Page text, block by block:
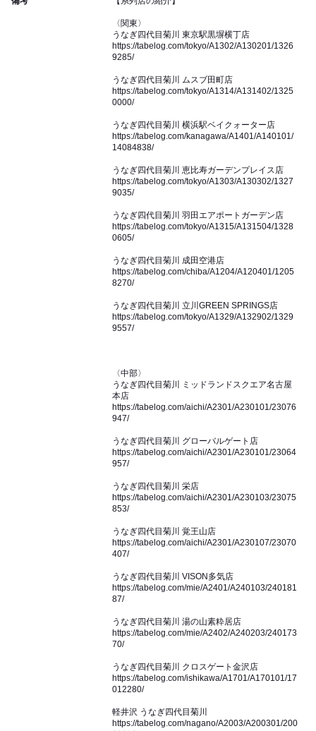
〈関東〉
うなぎ四代目菊川 東京駅黒塀横丁店
https://tabelog.com/tokyo/A1302/A130201/1326
9285/
うなぎ四代目菊川 ムスブ田町店
https://tabelog.com/tokyo/A1314/A131402/1325
0000/
うなぎ四代目菊川 横浜駅ベイクォーター店
https://tabelog.com/kanagawa/A1401/A140101/
14084838/
うなぎ四代目菊川 恵比寿ガーデンプレイス店
https://tabelog.com/tokyo/A1303/A130302/1327
9035/
うなぎ四代目菊川 羽田エアポートガーデン店
https://tabelog.com/tokyo/A1315/A131504/1328
0605/
うなぎ四代目菊川 成田空港店
https://tabelog.com/chiba/A1204/A120401/1205
8270/
うなぎ四代目菊川 立川GREEN SPRINGS店
https://tabelog.com/tokyo/A1329/A132902/1329
9557/
〈中部〉
うなぎ四代目菊川 ミッドランドスクエア名古屋
本店
https://tabelog.com/aichi/A2301/A230101/23076
947/
うなぎ四代目菊川 グローバルゲート店
https://tabelog.com/aichi/A2301/A230101/23064
957/
うなぎ四代目菊川 栄店
https://tabelog.com/aichi/A2301/A230103/23075
853/
うなぎ四代目菊川 覚王山店
https://tabelog.com/aichi/A2301/A230107/23070
407/
うなぎ四代目菊川 VISON多気店
https://tabelog.com/mie/A2401/A240103/240181
87/
うなぎ四代目菊川 湯の山素粋居店
https://tabelog.com/mie/A2402/A240203/240173
70/
うなぎ四代目菊川 クロスゲート金沢店
https://tabelog.com/ishikawa/A1701/A170101/17
012280/
軽井沢 うなぎ四代目菊川
https://tabelog.com/nagano/A2003/A200301/200